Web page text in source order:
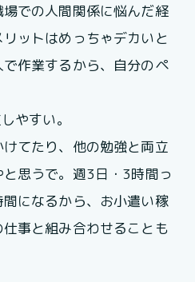
での人間関係に悩んだ経
ットはめっちゃデカいと
作業するから、自分のペ
やすい。
てたり、他の勉強と両立
思うで。週3日・3時間っ
になるから、お小遣い稼
事と組み合わせることも